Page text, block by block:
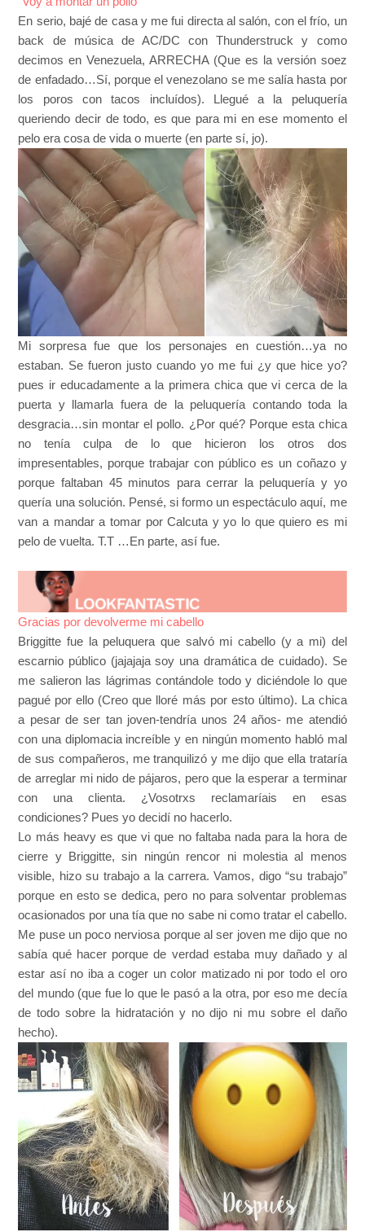
En serio, bajé de casa y me fui directa al salón, con el frío, un
back de música de AC/DC con Thunderstruck y como
decimos en Venezuela, ARRECHA (Que es la versión soez
de enfadado…Sí, porque el venezolano se me salía hasta por
los poros con tacos incluídos). Llegué a la peluquería
queriendo decir de todo, es que para mi en ese momento el
pelo era cosa de vida o muerte (en parte sí, jo).
Mi sorpresa fue que los personajes en cuestión…ya no
estaban. Se fueron justo cuando yo me fui ¿y que hice yo?
pues ir educadamente a la primera chica que vi cerca de la
puerta y llamarla fuera de la peluquería contando toda la
desgracia…sin montar el pollo. ¿Por qué? Porque esta chica
no tenía culpa de lo que hicieron los otros dos
impresentables, porque trabajar con público es un coñazo y
porque faltaban 45 minutos para cerrar la peluquería y yo
quería una solución. Pensé, si formo un espectáculo aquí, me
van a mandar a tomar por Calcuta y yo lo que quiero es mi
pelo de vuelta. T.T …En parte, así fue.
Gracias por devolverme mi cabello
Briggitte fue la peluquera que salvó mi cabello (y a mi) del
escarnio público (jajajaja soy una dramática de cuidado). Se
me salieron las lágrimas contándole todo y diciéndole lo que
pagué por ello (Creo que lloré más por esto último). La chica
a pesar de ser tan joven-tendría unos 24 años- me atendió
con una diplomacia increíble y en ningún momento habló mal
de sus compañeros, me tranquilizó y me dijo que ella trataría
de arreglar mi nido de pájaros, pero que la esperar a terminar
con una clienta. ¿Vosotrxs reclamaríais en esas
condiciones? Pues yo decidí no hacerlo.
Lo más heavy es que vi que no faltaba nada para la hora de
cierre y Briggitte, sin ningún rencor ni molestia al menos
visible, hizo su trabajo a la carrera. Vamos, digo “su trabajo”
porque en esto se dedica, pero no para solventar problemas
ocasionados por una tía que no sabe ni como tratar el cabello.
Me puse un poco nerviosa porque al ser joven me dijo que no
sabía qué hacer porque de verdad estaba muy dañado y al
estar así no iba a coger un color matizado ni por todo el oro
del mundo (que fue lo que le pasó a la otra, por eso me decía
de todo sobre la hidratación y no dijo ni mu sobre el daño
hecho).